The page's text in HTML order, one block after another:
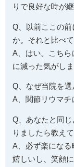
りで良好な時が
Q、以前ここの
か。それと比べ
A、はい。こち
に減った気がしま
Q、なぜ当院を選
A、関節リウマチ
Q、あなたと同
りましたら教え
A、必ず楽になる
嬉しいし、笑顔